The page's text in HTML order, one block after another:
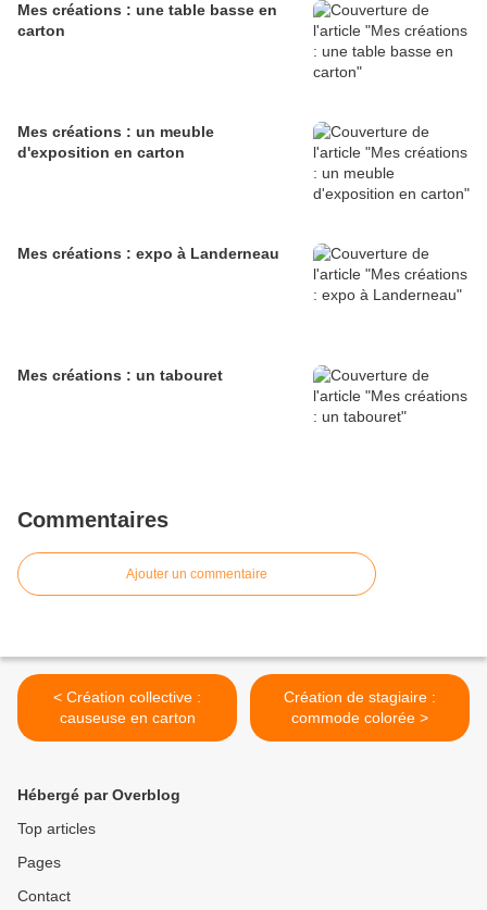
Mes créations : une table basse en
carton
Mes créations : un meuble
d'exposition en carton
Mes créations : expo à Landerneau
Mes créations : un tabouret
Commentaires
Ajouter un commentaire
< Création collective :
causeuse en carton
Création de stagiaire :
commode colorée >
Hébergé par Overblog
Top articles
Pages
Contact